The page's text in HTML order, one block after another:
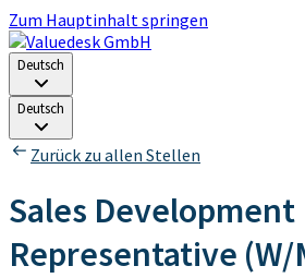
Zum Hauptinhalt springen
Deutsch
Deutsch
Zurück zu allen Stellen
Sales Development
Representative (W/